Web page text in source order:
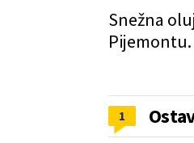
Snežna
Pijemontu.
1